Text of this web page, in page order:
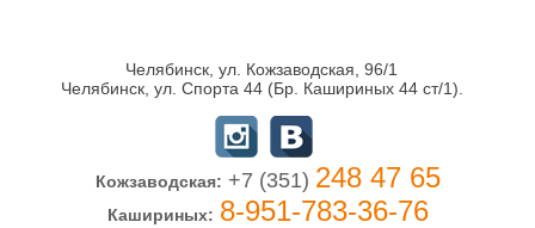
Челябинск, ул. Кожзаводская, 96/1
Челябинск, ул. Спорта 44 (Бр. Кашириных 44 ст/1).
Кожзаводская: +7 (351) 248 47 65
Кашириных: 8-951-783-36-76